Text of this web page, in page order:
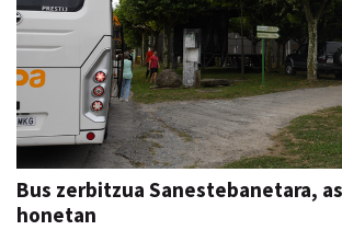
Bus zerbitzua Sanestebanetara,
honetan